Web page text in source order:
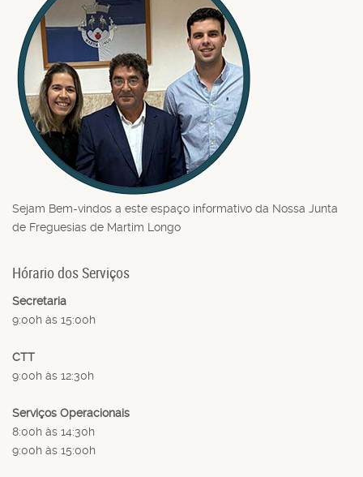
Sejam Bem-vindos a este espaço informativo da Nossa Junta
de Freguesias de Martim Longo
Hórario dos Serviços
Secretaria
9:00h às 15:00h
CTT
9:00h às 12:30h
Serviços Operacionais
8:00h às 14:30h
9:00h às 15:00h